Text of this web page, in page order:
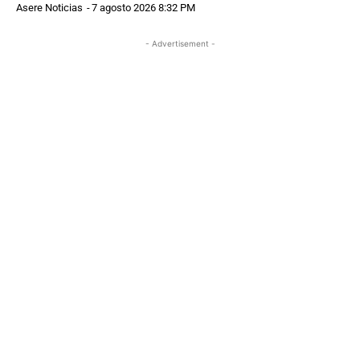
Asere Noticias -7 agosto 2026 8:32 PM
- Advertisement -